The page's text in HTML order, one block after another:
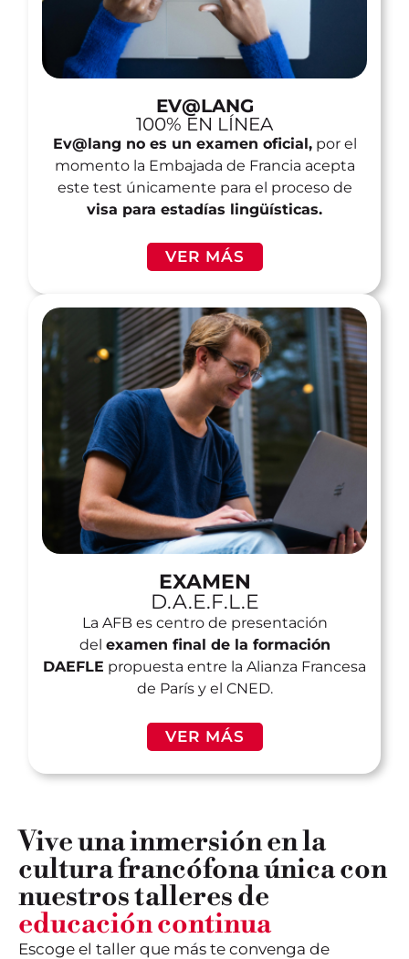
EV@LANG
100% EN LÍNEA
Ev@lang no es un examen oficial,por el
momento la Embajada de Francia acepta
este test únicamente para el proceso de
visa para estadías lingüísticas.
VER MÁS
EXAMEN
D.A.E.F.L.E
La AFB es centro de presentación
del examen final de la formación
DAEFLE propuesta entre la Alianza Francesa
de París y el CNED.
VER MÁS
Vive una inmersión en la
cultura francófona única con
nuestros talleres de
educación continua
Escoge el taller que más te convenga de